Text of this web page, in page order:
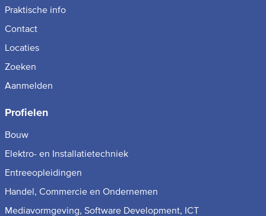
Praktische info
Contact
Locaties
Zoeken
Aanmelden
Profielen
Bouw
Elektro- en Installatietechniek
Entreeopleidingen
Handel, Commercie en Ondernemen
Mediavormgeving, Software Development, ICT